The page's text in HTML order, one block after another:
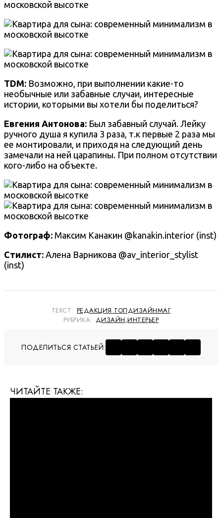
TDM: Возможно, при выполнении какие-то
необычные или забавные случаи, интересные
истории, которыми вы хотели бы поделиться?
Евгения Антонова: Был забавный случай. Лейку
ручного душа я купила 3 раза, т.к первые 2 раза мы
ее монтировали, и приходя на следующий день
замечали на ней царапины. При полном отсутствии
кого-либо на объекте.
Фотограф: Максим Канакин @kanakin.interior (inst)
Стилист: Алена Варникова @av_interior_stylist
(inst)
ТЕКСТ: РЕДАКЦИЯ ТОПДИЗАЙНМАГ
РУБРИКА: ДИЗАЙН,ИНТЕРЬЕР
ПОДЕЛИТЬСЯ СТАТЬЕЙ:
ЧИТАЙТЕ ТАКЖЕ: